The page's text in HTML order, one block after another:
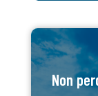
Non